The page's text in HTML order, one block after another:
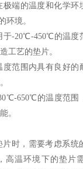
极端的温度和化学环
环境。
于-20℃-450℃的温度
工艺的垫片。
度范围内具有良好的
650℃的温度范围
。
时，需要考虑系统
高温环境下的垫片